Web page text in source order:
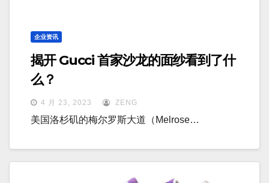
企业资讯
揭开 Gucci 首家沙龙的面纱看到了什
么？
4 月 23, 2023 ZENG
美国洛杉矶的梅尔罗斯大道（Melrose…